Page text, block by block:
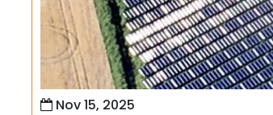
Nov 15, 2025